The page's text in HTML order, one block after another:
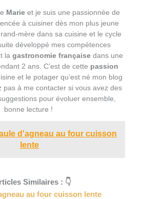
Marie et je suis une passionnée de
à cuisiner dès mon plus jeune
mère dans sa cuisine et le cycle
développé mes compétences
la gastronomie française dans une
2 ans. C’est de cette passion
et le potager qu’est né mon blog
pas à me contacter si vous avez des
pour évoluer ensemble,
bonne lecture !
d'agneau au four cuisson
lente
Similaires : 👇
au four cuisson lente